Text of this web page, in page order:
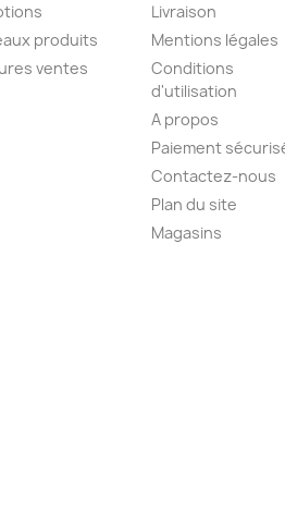
produits
ventes
Livraison
Mentions légales
Conditions
d'utilisation
A propos
Paiement
Contactez-nous
Plan du site
Magasins